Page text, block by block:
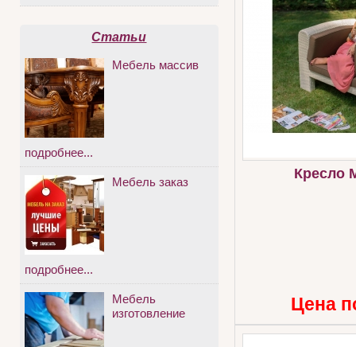
Кресло
Цена
Статьи
Мебель массив
подробнее...
Мебель заказ
подробнее...
Мебель
изготовление